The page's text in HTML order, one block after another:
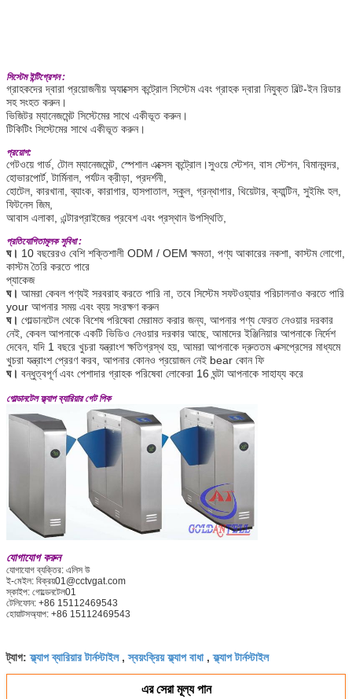
সিস্টেম ইন্টিগ্রেশন :
গ্রাহকদের দ্বারা প্রয়োজনীয় অ্যাক্সেস কন্ট্রোল সিস্টেম এবং গ্রাহক দ্বারা নিযুক্ত বিল্ট-ইন রিডার
সহ সংহত করুন।
ভিজিটর ম্যানেজমেন্ট সিস্টেমের সাথে একীভূত করুন।
টিকিটিং সিস্টেমের সাথে একীভূত করুন।
প্রয়োগ:
গেটওয়ে গার্ড, টোল ম্যানেজমেন্ট, স্পেশাল এক্সেস কন্ট্রোল।সুওয়ে স্টেশন, বাস স্টেশন, বিমানবন্দর,
হোভারপোর্ট, টার্মিনাল, পর্যটন ক্রীড়া, প্রদর্শনী,
হোটেল, কারখানা, ব্যাংক, কারাগার, হাসপাতাল, স্কুল, গ্রন্থাগার, থিয়েটার, ক্যান্টিন, সুইমিং হল,
ফিটনেস জিম,
আবাস এলাকা, এন্টারপ্রাইজের প্রবেশ এবং প্রস্থান উপস্থিতি,
প্রতিযোগিতামূলক সুবিধা :
ঘ। 10 বছরেরও বেশি শক্তিশালী ODM / OEM ক্ষমতা, পণ্য আকারের নকশা, কাস্টম লোগো,
কাস্টম তৈরি করতে পারে
প্যাকেজ
ঘ। আমরা কেবল পণ্যই সরবরাহ করতে পারি না, তবে সিস্টেম সফটওয়্যার পরিচালনাও করতে পারি
your আপনার সময় এবং ব্যয় সংরক্ষণ করুন
ঘ। গোল্ডানটেল থেকে বিশেষ পরিষেবা মেরামত করার জন্য, আপনার পণ্য ফেরত নেওয়ার দরকার
নেই, কেবল আপনাকে একটি ভিডিও নেওয়ার দরকার আছে, আমাদের ইঞ্জিনিয়ার আপনাকে নির্দেশ
দেবেন, যদি 1 বছরে খুচরা যন্ত্রাংশ ক্ষতিগ্রস্থ হয়, আমরা আপনাকে দ্রুততম এক্সপ্রেসের মাধ্যমে
খুচরা যন্ত্রাংশ প্রেরণ করব, আপনার কোনও প্রয়োজন নেই bear কোন ফি
ঘ। বন্ধুত্বপূর্ণ এবং পেশাদার গ্রাহক পরিষেবা লোকেরা 16 ঘন্টা আপনাকে সাহায্য করে
গোল্ডানটেল ফ্ল্যাপ ব্যারিয়ার গেট পিক
যোগাযোগ করুন
যোগাযোগ ব্যক্তির: এলিস উ
ই-মেইল: বিক্রয়01@cctvgat.com
স্কাইপ: গোল্ডেনটেল01
টেলিফোন: +86 15112469543
হোয়াটসঅ্যাপ: +86 15112469543
ট্যাগ:ফ্ল্যাপ ব্যারিয়ার টার্নস্টাইল,স্বয়ংক্রিয় ফ্ল্যাপ বাধা,ফ্ল্যাপ টার্নস্টাইল
এর সেরা মূল্য পান